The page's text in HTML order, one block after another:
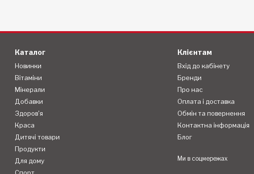
Каталог
Новинки
Вітаміни
Мінерали
Добавки
Здоров'я
Краса
Дитячі товари
Продукти
Для дому
Спорт
Клієнтам
Вхід до кабінету
Бренди
Про нас
Оплата і доставка
Обмін та повернення
Контактна інформація
Блог
Ми в соцмережах